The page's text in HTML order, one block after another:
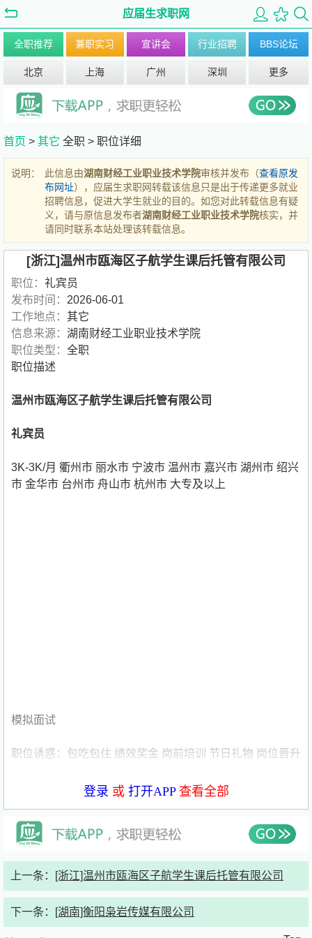
应届生求职网
全职推荐 兼职实习 宣讲会 行业招聘 BBS论坛
北京 上海 广州 深圳 更多
首页 > 其它 全职 > 职位详细
说明： 此信息由湖南财经工业职业技术学院审核并发布（查看原发
布网址），应届生求职网转载该信息只是出于传递更多就业
招聘信息，促进大学生就业的目的。如您对此转载信息有疑
义，请与原信息发布者湖南财经工业职业技术学院核实，并
请同时联系本站处理该转载信息。
[浙江]温州市瓯海区子航学生课后托管有限公司
职位： 礼宾员
发布时间： 2026-06-01
工作地点： 其它
信息来源： 湖南财经工业职业技术学院
职位类型： 全职
职位描述
温州市瓯海区子航学生课后托管有限公司
礼宾员
3K-3K/月 衢州市 丽水市 宁波市 温州市 嘉兴市 湖州市 绍兴
市 金华市 台州市 舟山市 杭州市 大专及以上
模拟面试
职位诱惑：包吃包住 绩效奖金 岗前培训 节日礼物 岗位晋升
发布时间：2026年5月27日
职位描述
1、门岗迎送接待
2、行李服务
登录 或 打开APP查看全部
上一条： [浙江]温州市瓯海区子航学生课后托管有限公司
下一条： [湖南]衡阳枭岩传媒有限公司